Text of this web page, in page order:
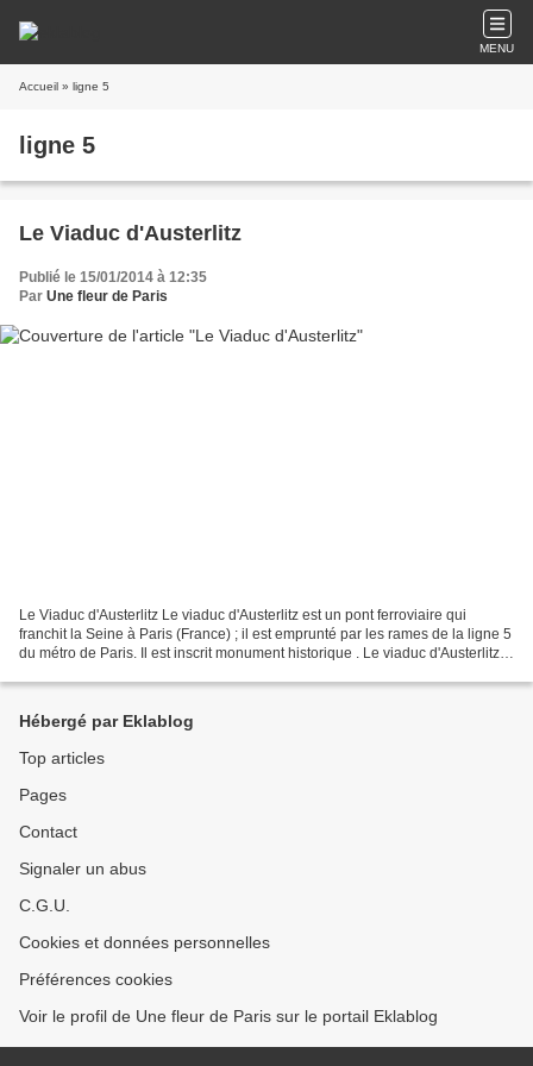
MENU
Accueil » ligne 5
ligne 5
Le Viaduc d'Austerlitz
Publié le 15/01/2014 à 12:35
Par Une fleur de Paris
Le Viaduc d'Austerlitz Le viaduc d'Austerlitz est un pont ferroviaire qui
franchit la Seine à Paris (France) ; il est emprunté par les rames de la ligne 5
du métro de Paris. Il est inscrit monument historique . Le viaduc d'Austerlitz
Hébergé par Eklablog
Top articles
Pages
Contact
Signaler un abus
C.G.U.
Cookies et données personnelles
Préférences cookies
Voir le profil de Une fleur de Paris sur le portail Eklablog